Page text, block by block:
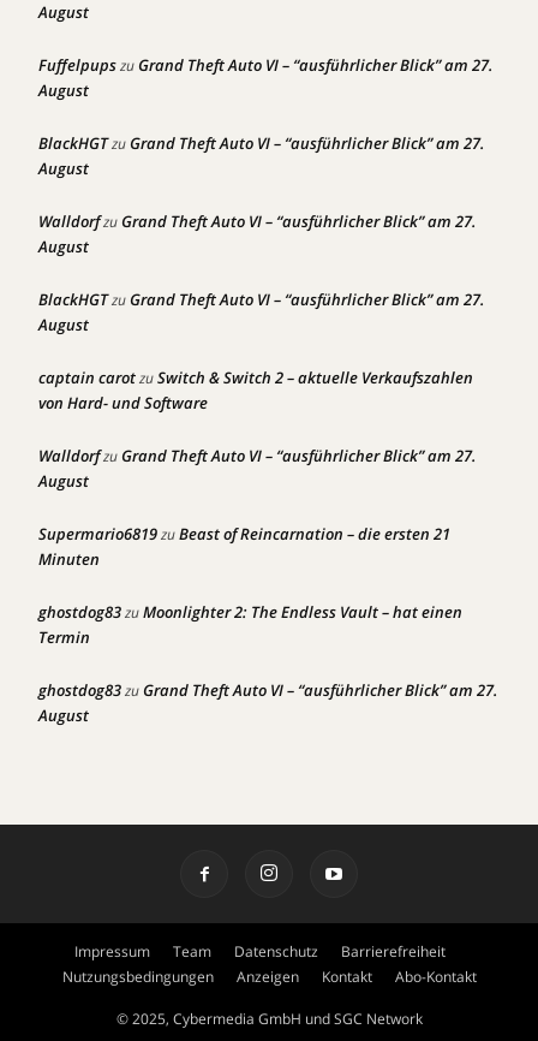
August
FuffelpupszuGrand Theft Auto VI – “ausführlicher Blick” am 27.
August
BlackHGTzuGrand Theft Auto VI – “ausführlicher Blick” am 27.
August
WalldorfzuGrand Theft Auto VI – “ausführlicher Blick” am 27.
August
BlackHGTzuGrand Theft Auto VI – “ausführlicher Blick” am 27.
August
captain carotzuSwitch & Switch 2 – aktuelle Verkaufszahlen
von Hard- und Software
WalldorfzuGrand Theft Auto VI – “ausführlicher Blick” am 27.
August
Supermario6819zuBeast of Reincarnation – die ersten 21
Minuten
ghostdog83zuMoonlighter 2: The Endless Vault – hat einen
Termin
ghostdog83zuGrand Theft Auto VI – “ausführlicher Blick” am 27.
August
Impressum Team Datenschutz
Barrierefreiheit
Nutzungsbedingungen
Anzeigen Kontakt Abo-Kontakt
© 2025, Cybermedia GmbH und SGC Network